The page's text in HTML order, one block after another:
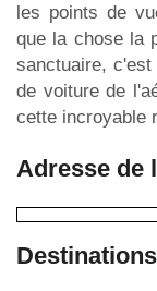
les points de
que la chose la
sanctuaire,
de voiture de
cette incroyable
Adresse de